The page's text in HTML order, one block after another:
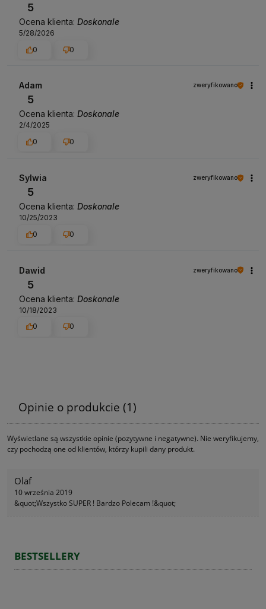
5
Ocena klienta: Doskonale
5/28/2026
0
0
Adam zweryfikowano
5
Ocena klienta: Doskonale
2/4/2025
0
0
Sylwia zweryfikowano
5
Ocena klienta: Doskonale
10/25/2023
0
0
Dawid zweryfikowano
5
Ocena klienta: Doskonale
10/18/2023
0
0
Opinie o produkcie (1)
Wyświetlane są wszystkie opinie (pozytywne i negatywne). Nie weryfikujemy,
czy pochodzą one od klientów, którzy kupili dany produkt.
Olaf
10 września 2019
&quot;Wszystko SUPER ! Bardzo Polecam !&quot;
BESTSELLERY